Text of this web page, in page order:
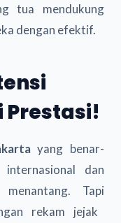
tua mendukung
dengan efektif.
yang benar-
dan
Tapi
rekam jejak